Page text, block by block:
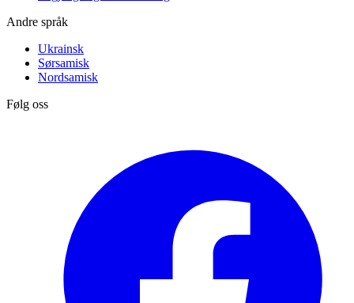
Andre språk
Ukrainsk
Sørsamisk
Nordsamisk
Følg oss